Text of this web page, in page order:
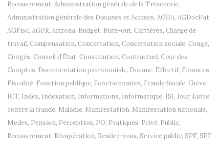
Recouvrement, Administration générale de la Trésorerie,
Administration générale des Douanes et Accises, AGDA, AGDocPat,
AGFisc, AGPR, Arizona, Budget, Burn-out, Carrières, Charge de
travail, Compensation, Concertation, Concertation sociale, Congé,
Congés, Conseil d’État, Constitution, Contractuel, Cour des
Comptes, Documentation patrimoniale, Douane, Effectif, Finances,
Fiscalité, Fonction publique, Fonctionnaires, Fraude fiscale, Grève,
ICT, Index, Indexation, Informations, Informatique, ISI, Jour, Lutte
contre la fraude, Maladie, Manifestation, Manifestation nationale,
Medex, Pension, Perception, PO, Pratiques, Privé, Public,
Recouvrement, Récupération, Rendez-vous, Service public, SPF, SPF